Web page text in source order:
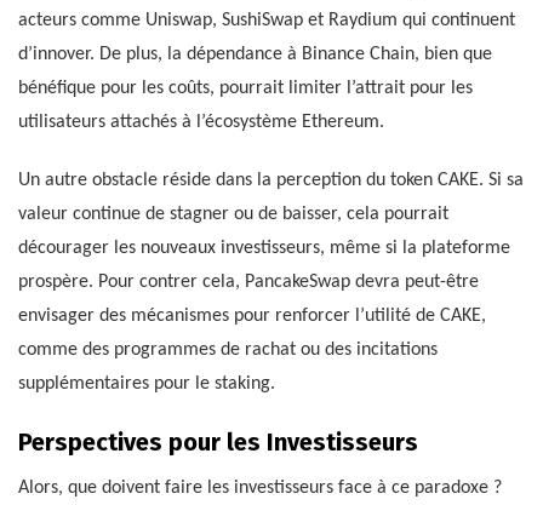
acteurs comme Uniswap, SushiSwap et Raydium qui continuent
d’innover. De plus, la dépendance à Binance Chain, bien que
bénéfique pour les coûts, pourrait limiter l’attrait pour les
utilisateurs attachés à l’écosystème Ethereum.
Un autre obstacle réside dans la perception du token CAKE. Si sa
valeur continue de stagner ou de baisser, cela pourrait
décourager les nouveaux investisseurs, même si la plateforme
prospère. Pour contrer cela, PancakeSwap devra peut-être
envisager des mécanismes pour renforcer l’utilité de CAKE,
comme des programmes de rachat ou des incitations
supplémentaires pour le staking.
Perspectives pour les Investisseurs
Alors, que doivent faire les investisseurs face à ce paradoxe ?